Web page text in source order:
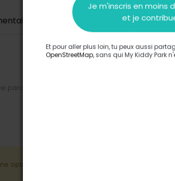
Ajouter un commentaire
parc.
option n'a été entrée sur ce parc.
Je m'inscris en moins
et je
Et pour aller plus loin, tu peux aussi
OpenStreetMap, sans qui My Kiddy Park